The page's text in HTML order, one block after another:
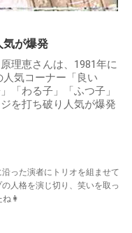
気が爆発
理恵さんは、1981年に
人気コーナー「良い
「わる子」「ふつ子」
を打ち破り人気が爆発
った演者にトリオを組ませて
人格を演じ切り、笑いを取っ
👩